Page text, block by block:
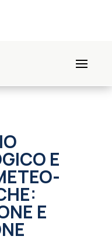
E
E